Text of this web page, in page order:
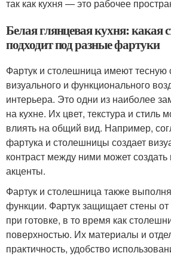
так как кухня — это рабочее
Белая глянцевая кухня: какая
подходит под разные фартуки
Фартук и столешница имеют тесную
визуального и функционального
интерьера. Это одни из наиболее
на кухне. Их цвет, текстура и стиль
влиять на общий вид. Например,
фартука и столешницы создает
контраст между ними может
акценты.
Фартук и столешница также
функции. Фартук защищает стены от
при готовке, в то время как
поверхностью. Их материалы и
практичность, удобство